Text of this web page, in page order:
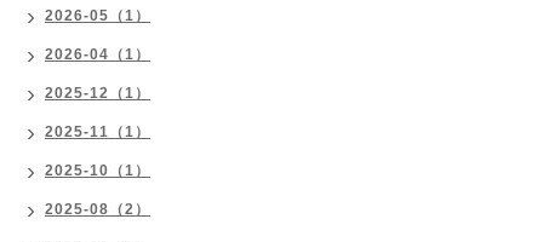
2026-05（1）
2026-04（1）
2025-12（1）
2025-11（1）
2025-10（1）
2025-08（2）